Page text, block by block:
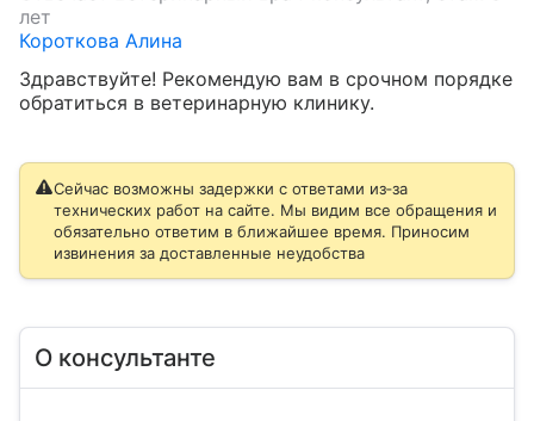
лет
Короткова Алина
Здравствуйте! Рекомендую вам в срочном порядке
обратиться в ветеринарную клинику.
Сейчас возможны задержки с ответами из‑за
технических работ на сайте. Мы видим все обращения и
обязательно ответим в ближайшее время. Приносим
извинения за доставленные неудобства
О консультанте